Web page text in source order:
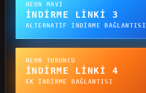
NEON MAVI
İNDIRME LINKI 3
ALTERNATIF INDIRME BAĞLANTISI
NEON TURUNCU
İNDIRME LINKI 4
EK INDIRME BAĞLANTISI